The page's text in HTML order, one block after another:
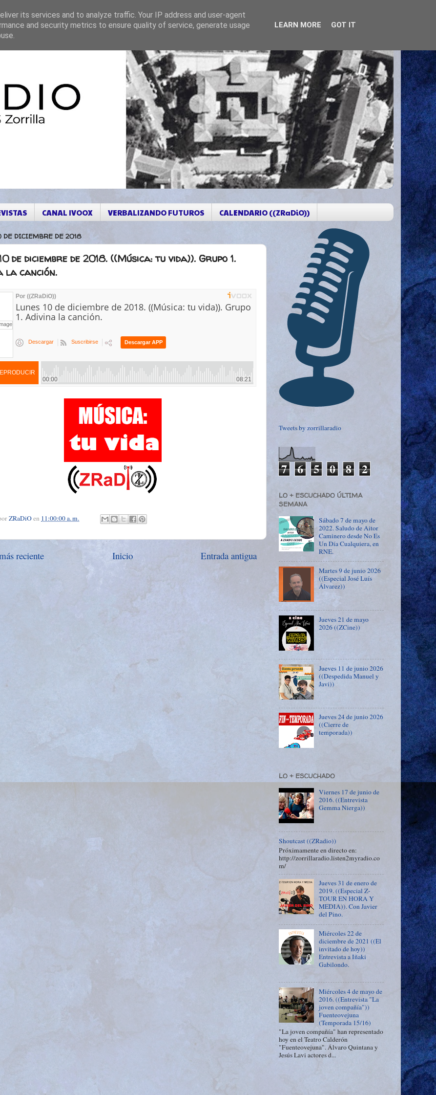
CANAL IVOOX VERBALIZANDO FUTUROS CALENDARIO ((ZRaDiO))
DE DICIEMBRE DE 2018
de diciembre de 2018. ((Música: tu vida)). Grupo 1.
la canción.
ZRaDiOen 11:00:00 a. m.
reciente Entrada antigua
Inicio
Tweets by zorrillaradio
7 6 5 0 8 2
LO + ESCUCHADO ÚLTIMA
SEMANA
Sábado 7 de mayo de
2022. Saludo de Aitor
Caminero desde No Es
Un Día Cualquiera, en
RNE.
Martes 9 de junio 2026
((Especial José Luís
Álvarez))
Jueves 21 de mayo
2026 ((ZCine))
Jueves 11 de junio 2026
((Despedida Manuel y
Javi))
Jueves 24 de junio 2026
((Cierre de
temporada))
LO + ESCUCHADO
Viernes 17 de junio de
2016. ((Entrevista
Gemma Nierga))
Shoutcast ((ZRadio))
Próximamente en directo en:
http://zorrillaradio.listen2myradio.co
m/
Jueves 31 de enero de
2019. ((Especial Z-
TOUR EN HORA Y
MEDIA)). Con Javier
del Pino.
Miércoles 22 de
diciembre de 2021 ((El
invitado de hoy))
Entrevista a Iñaki
Gabilondo.
Miércoles 4 de mayo de
2016. ((Entrevista "La
joven compañía"))
Fuenteovejuna
(Temporada 15/16)
"La joven compañía" han representado
hoy en el Teatro Calderón
"Fuenteovejuna". Álvaro Quintana y
Jesús Lavi actores d...
its services and to analyze traffic. Your IP address and user-agent
and security metrics to ensure quality of service, generate usage
LEARN MORE GOT IT